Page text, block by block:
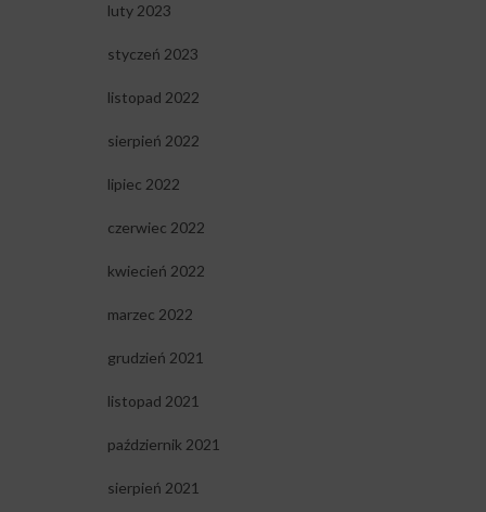
luty 2023
styczeń 2023
listopad 2022
sierpień 2022
lipiec 2022
czerwiec 2022
kwiecień 2022
marzec 2022
grudzień 2021
listopad 2021
październik 2021
sierpień 2021